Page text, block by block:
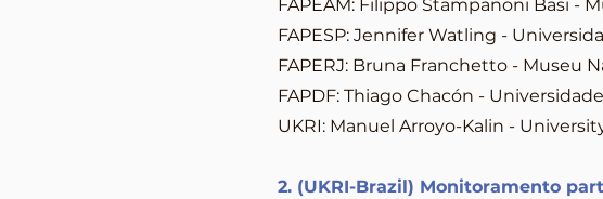
FAPEAM: Filippo Stampanoni Basi -
FAPESP: Jennifer Watling -
FAPERJ: Bruna Franchetto - Museu
FAPDF: Thiago Chacón -
UKRI: Manuel Arroyo-Kalin -
2. (UKRI-Brazil) Monitoramento